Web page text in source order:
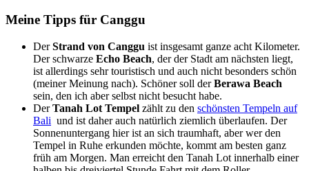
Meine Tipps für Canggu
DerStrand von Canggu ist insgesamt ganze acht Kilometer.
Der schwarze Echo Beach, der der Stadt am nächsten liegt,
ist allerdings sehr touristisch und auch nicht besonders schön
(meiner Meinung nach). Schöner soll derBerawa Beach
sein, den ich aber selbst nicht besucht habe.
DerTanah Lot Tempel zählt zu den schönsten Tempeln auf
Bali und ist daher auch natürlich ziemlich überlaufen. Der
Sonnenuntergang hier ist an sich traumhaft, aber wer den
Tempel in Ruhe erkunden möchte, kommt am besten ganz
früh am Morgen. Man erreicht den Tanah Lot innerhalb einer